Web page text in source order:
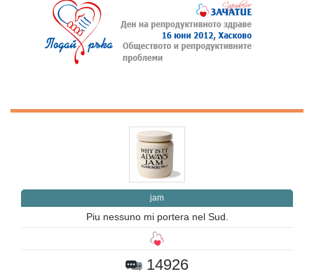
jam
Piu nessuno mi portera nel Sud.
14926